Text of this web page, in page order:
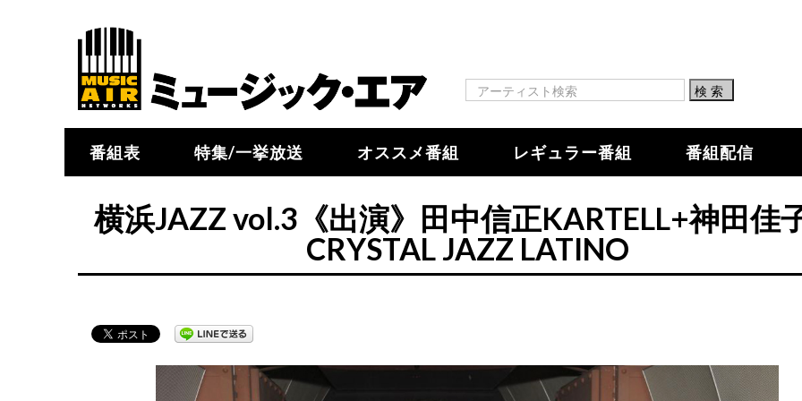
番組表 特集/一挙放送 オススメ番組 レギュラー番組 番組配信
横浜JAZZ vol.3《出演》田中信正KARTELL+神田佳
CRYSTAL JAZZ LATINO